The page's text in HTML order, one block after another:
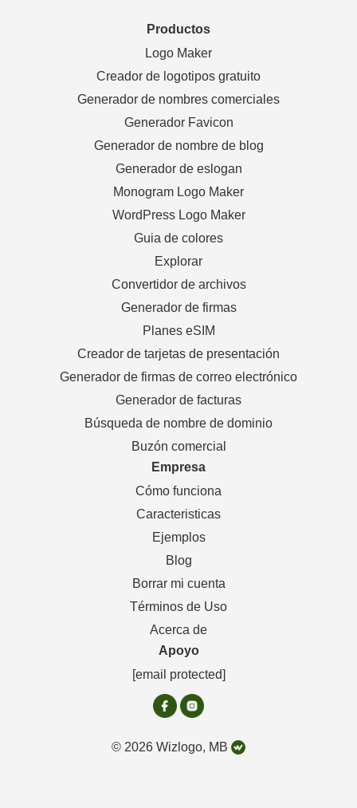
Productos
Logo Maker
Creador de logotipos gratuito
Generador de nombres comerciales
Generador Favicon
Generador de nombre de blog
Generador de eslogan
Monogram Logo Maker
WordPress Logo Maker
Guia de colores
Explorar
Convertidor de archivos
Generador de firmas
Planes eSIM
Creador de tarjetas de presentación
Generador de firmas de correo electrónico
Generador de facturas
Búsqueda de nombre de dominio
Buzón comercial
Empresa
Cómo funciona
Caracteristicas
Ejemplos
Blog
Borrar mi cuenta
Términos de Uso
Acerca de
Apoyo
[email protected]
© 2026 Wizlogo, MB